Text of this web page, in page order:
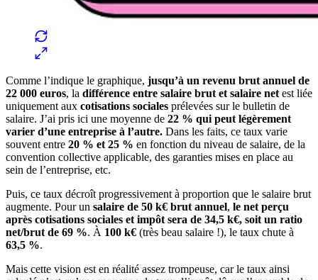
Comme l’indique le graphique, jusqu’à un revenu brut annuel de
22 000 euros, la différence entre salaire brut et salaire net est liée
uniquement aux cotisations sociales prélevées sur le bulletin de
salaire. J’ai pris ici une moyenne de 22 % qui peut légèrement
varier d’une entreprise à l’autre. Dans les faits, ce taux varie
souvent entre 20 % et 25 % en fonction du niveau de salaire, de la
convention collective applicable, des garanties mises en place au
sein de l’entreprise, etc.
Puis, ce taux décroît progressivement à proportion que le salaire brut
augmente. Pour un salaire de 50 k€ brut annuel, le net perçu
après cotisations sociales et impôt sera de 34,5 k€, soit un ratio
net/brut de 69 %. À 100 k€ (très beau salaire !), le taux chute à
63,5 %.
Mais cette vision est en réalité assez trompeuse, car le taux ainsi